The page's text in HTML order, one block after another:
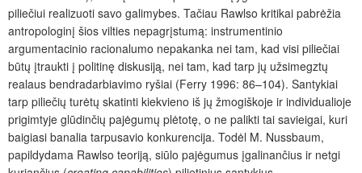
piliečiui realizuoti savo galimybes. Tačiau Rawlso kritikai pabrėžia
antropologinį šios vilties nepagrįstumą: instrumentinio
argumentacinio racionalumo nepakanka nei tam, kad visi piliečiai
būtų įtraukti į politinę diskusiją, nei tam, kad tarp jų užsimegztų
realaus bendradarbiavimo ryšiai (Ferry 1996: 86–104). Santykiai
tarp piliečių turėtų skatinti kiekvieno iš jų žmogiškoje ir individualioje
prigimtyje glūdinčių pajėgumų plėtotę, o ne palikti tai savieigai, kuri
baigiasi banalia tarpusavio konkurencija. Todėl M. Nussbaum,
papildydama Rawlso teoriją, siūlo pajėgumus įgalinančius ir netgi